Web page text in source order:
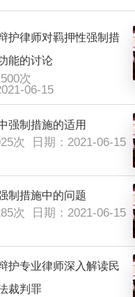
护律师对羁押性强制措
能的讨论
次
06-15
强制措施的适用
次 日期：2021-06-15
制措施中的问题
次 日期：2021-06-15
护专业律师深入解读民
裁判罪